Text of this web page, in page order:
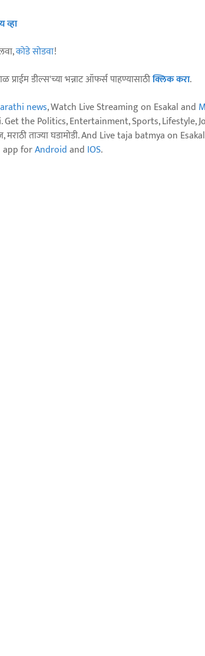
व्हा
कोडे सोडवा!
प्राईम डील्स'च्या भन्नाट ऑफर्स पाहण्यासाठीक्लिक करा.
news, Watch Live Streaming on Esakal and
Get the Politics, Entertainment, Sports, Lifestyle,
मराठी ताज्या घडामोडी. And Live taja batmya on
app forAndroidand IOS.